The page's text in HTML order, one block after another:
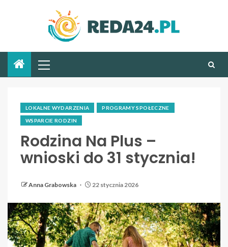
LOKALNE WYDARZENIA PROGRAMY SPOŁECZNE
WSPARCIE RODZIN
Rodzina Na Plus –
wnioski do 31 stycznia!
Anna Grabowska 22 stycznia 2026